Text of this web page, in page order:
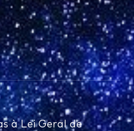
à Lei Geral de